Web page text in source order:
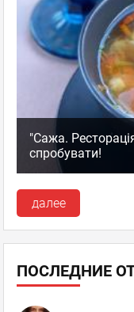
"Сажа.
спробувати!
далее
ПОСЛЕДНИЕ